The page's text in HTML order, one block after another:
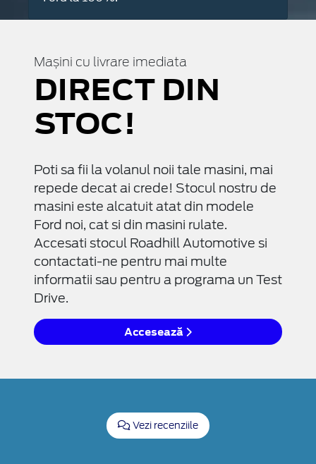
Mașini cu livrare imediata
DIRECT DIN
STOC!
Poti sa fii la volanul noii tale masini, mai
repede decat ai crede! Stocul nostru de
masini este alcatuit atat din modele
Ford noi, cat si din masini rulate.
Accesati stocul Roadhill Automotive si
contactati-ne pentru mai multe
informatii sau pentru a programa un Test
Drive.
Accesează
Vezi recenziile